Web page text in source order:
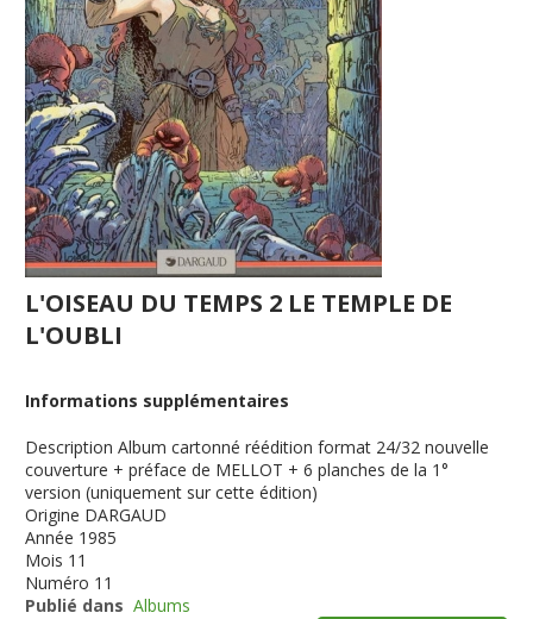
L'OISEAU DU TEMPS 2 LE TEMPLE DE
L'OUBLI
Informations supplémentaires
Description Album cartonné réédition format 24/32 nouvelle
couverture + préface de MELLOT + 6 planches de la 1°
version (uniquement sur cette édition)
Origine DARGAUD
Année 1985
Mois 11
Numéro 11
Publié dans Albums